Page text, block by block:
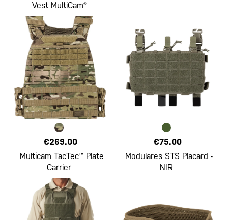
Vest MultiCam®
€269.00
Multicam TacTec™ Plate
Carrier
€75.00
Modulares STS Placard -
NIR